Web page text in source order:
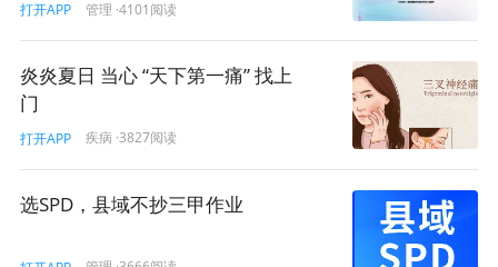
要实施“接诊不低于10分钟”，我们的门诊就要限号。否
诊的权力。我更倾向于10分钟以上的接诊时间。同时，管
理流程方面、服务理念方面的转变一定要跟上。这样的
话，对患者和医生来说都是有好处的。
打开APP 管理 ·4101阅读
炎炎夏日 当心 “天下第一痛” 找上
门
打开APP 疾病 ·3827阅读
选SPD，县域不抄三甲作业